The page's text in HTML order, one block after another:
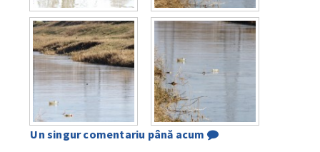
Un singur comentariu până acum